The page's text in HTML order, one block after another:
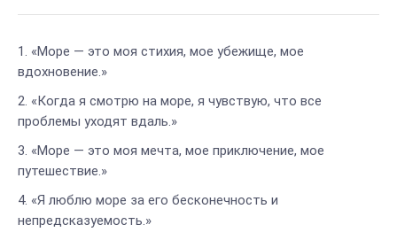
«Море — это моя стихия, мое убежище, мое
вдохновение.»
«Когда я смотрю на море, я чувствую, что все
проблемы уходят вдаль.»
«Море — это моя мечта, мое приключение, мое
путешествие.»
«Я люблю море за его бесконечность и
непредсказуемость.»